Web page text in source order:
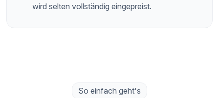
wird selten vollständig eingepreist.
So einfach geht's